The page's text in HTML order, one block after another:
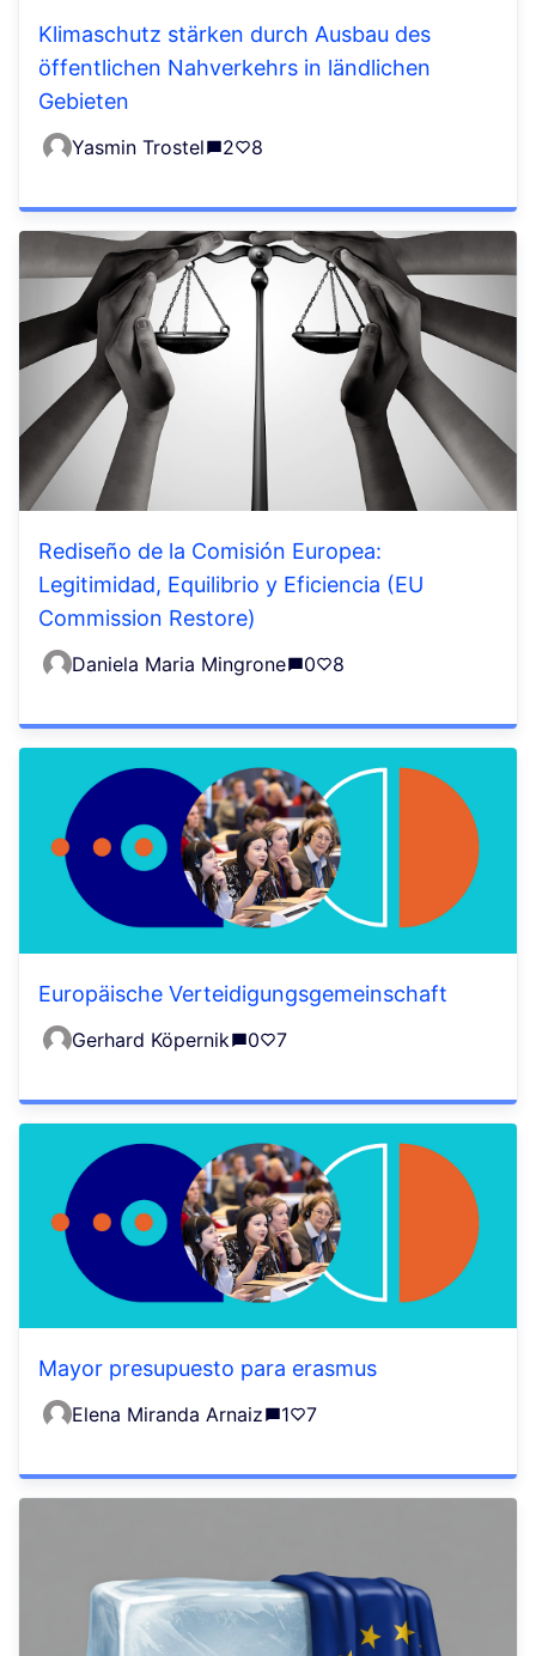
Klimaschutz stärken durch Ausbau des
öffentlichen Nahverkehrs in ländlichen
Gebieten
Yasmin Trostel 2 8
Rediseño de la Comisión Europea:
Legitimidad, Equilibrio y Eficiencia (EU
Commission Restore)
Daniela Maria Mingrone 0 8
Europäische Verteidigungsgemeinschaft
Gerhard Köpernik 0 7
Mayor presupuesto para erasmus
Elena Miranda Arnaiz 1 7